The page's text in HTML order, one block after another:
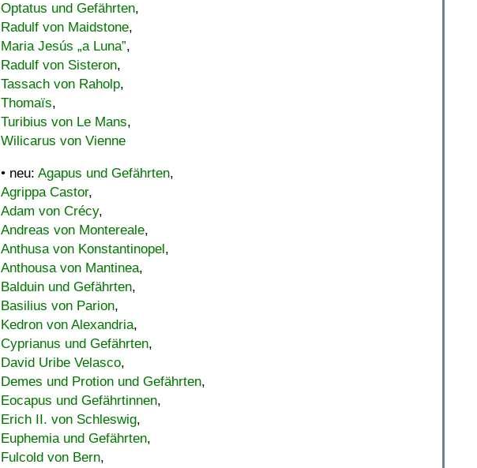
Optatus und Gefährten,
Radulf von Maidstone,
Maria Jesús „a Luna”,
Radulf von Sisteron,
Tassach von Raholp,
Thomaïs,
Turibius von Le Mans,
Wilicarus von Vienne
• neu: Agapus und Gefährten,
Agrippa Castor,
Adam von Crécy,
Andreas von Montereale,
Anthusa von Konstantinopel,
Anthousa von Mantinea,
Balduin und Gefährten,
Basilius von Parion,
Kedron von Alexandria,
Cyprianus und Gefährten,
David Uribe Velasco,
Demes und Protion und Gefährten,
Eocapus und Gefährtinnen,
Erich II. von Schleswig,
Euphemia und Gefährten,
Fulcold von Bern,